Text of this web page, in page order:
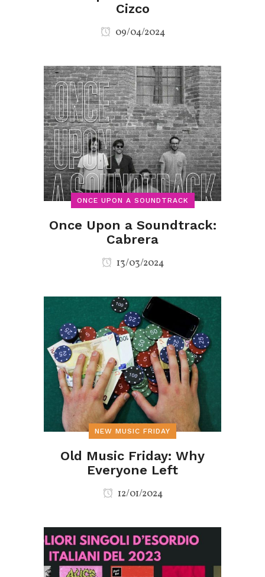
Cizco
09/04/2024
ONCE UPON A SOUNDTRACK
Once Upon a Soundtrack:
Cabrera
13/03/2024
NEW MUSIC FRIDAY
Old Music Friday: Why
Everyone Left
12/01/2024